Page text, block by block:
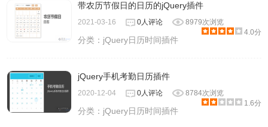
带农历节假日的日历的jQuery插件
2021-03-16 0人评论
8979次浏览
4.0分
分类： jQuery日历时间插件
jQuery手机考勤日历插件
2020-12-04 0人评论
8784次浏览
1.6分
分类： jQuery日历时间插件